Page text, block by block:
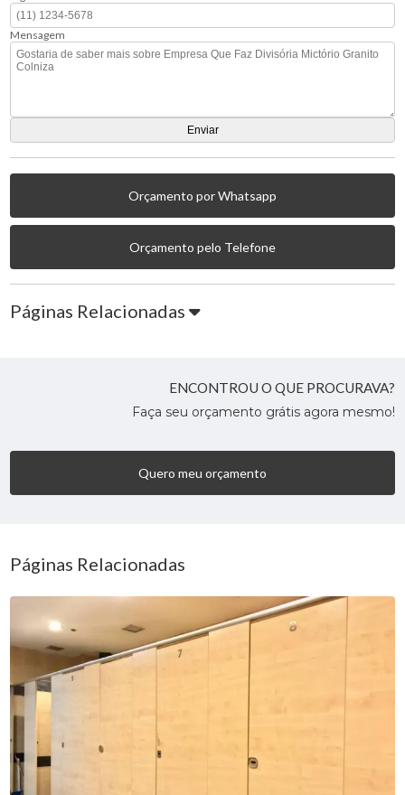
Mensagem
Orçamento por Whatsapp
Orçamento pelo Telefone
Páginas Relacionadas
ENCONTROU O QUE PROCURAVA?
Faça seu orçamento grátis agora mesmo!
Quero meu orçamento
Páginas Relacionadas